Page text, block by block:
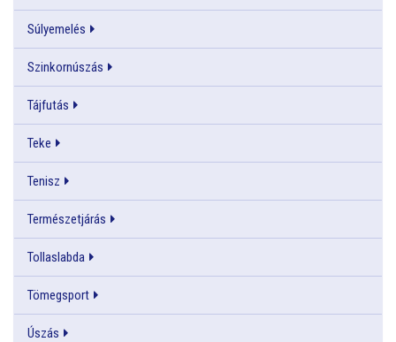
Súlyemelés
Szinkornúszás
Tájfutás
Teke
Tenisz
Természetjárás
Tollaslabda
Tömegsport
Úszás